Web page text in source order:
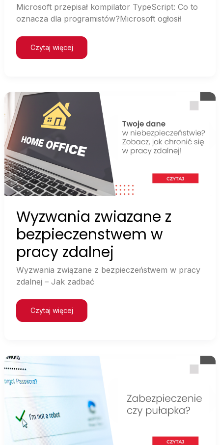
Microsoft przepisał kompilator TypeScript: Co to
oznacza dla programistów?Microsoft ogłosił
Czytaj więcej
Wyzwania zwiazane z
bezpieczenstwem w
pracy zdalnej
Wyzwania związane z bezpieczeństwem w pracy
zdalnej – Jak zadbać
Wyzwania
zwiazane
bezpieczenstwem
pracy
zdalnej
Czytaj więcej
–
narzędzie
czy
ukryte
zagrożenie?